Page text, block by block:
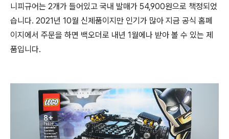
니피규어는 2개가 들어있고 국내 발매가 54,900원으로 책정되었
습니다. 2021년 10월 신제품이지만 인기가 많아 지금 공식 홈페
이지에서 주문을 하면 백오더로 내년 1월에나 받아 볼 수 있는 제
품입니다.